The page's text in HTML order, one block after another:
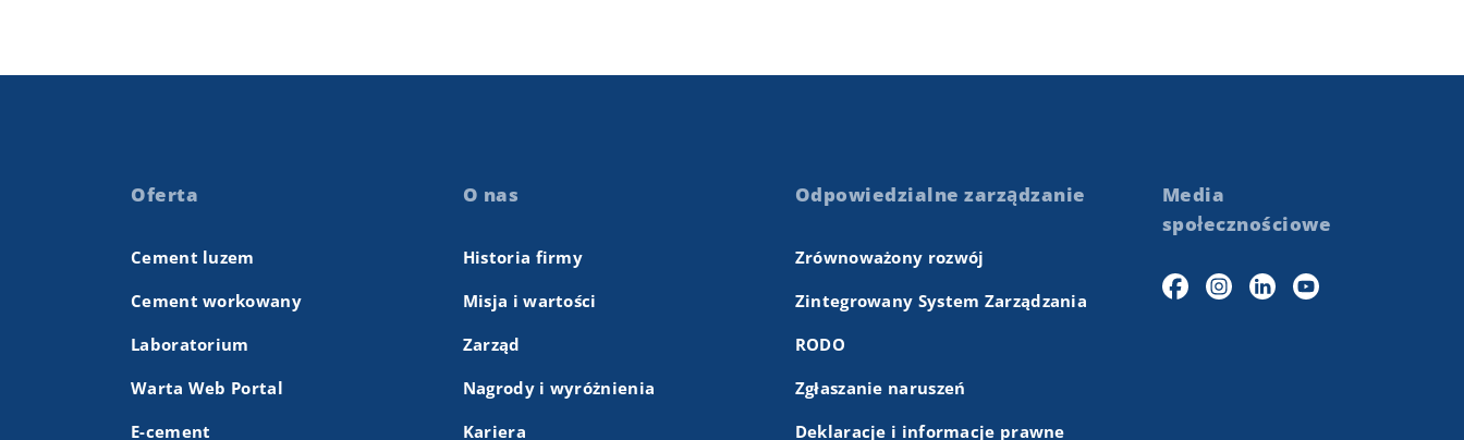
Oferta
Cement luzem
Cement workowany
Laboratorium
Warta Web Portal
E-cement
O nas
Historia firmy
Misja i wartości
Zarząd
Nagrody i wyróżnienia
Kariera
Odpowiedzialne zarządzanie
Zrównoważony rozwój
Zintegrowany System Zarządzania
RODO
Zgłaszanie naruszeń
Deklaracje i informacje prawne
Media
społecznościowe